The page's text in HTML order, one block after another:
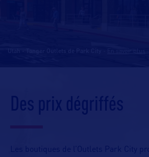
Des prix dégriffés
Les boutiques de l’Outlets Park City